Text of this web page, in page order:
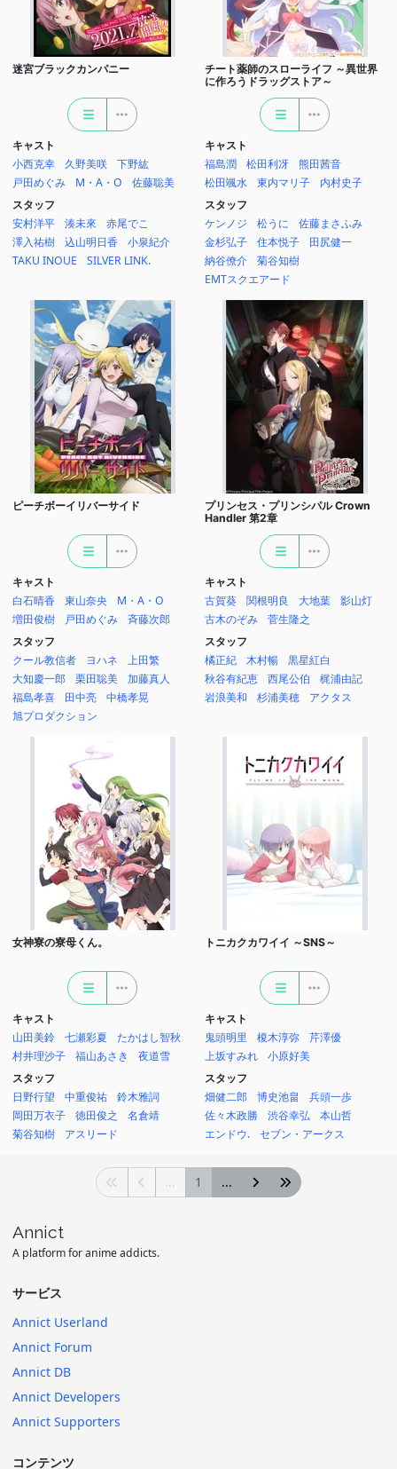
迷宮ブラックカンパニー
キャスト
小西克幸
久野美咲
下野紘
戸田めぐみ
M・A・O
佐藤聡美
スタッフ
安村洋平
湊未來
赤尾でこ
澤入祐樹
込山明日香
小泉紀介
TAKU INOUE
SILVER LINK.
チート薬師のスローライフ ～異世界
に作ろうドラッグストア～
キャスト
福島潤
松田利冴
熊田茜音
松田颯水
東内マリ子
内村史子
スタッフ
ケンノジ
松うに
佐藤まさふみ
金杉弘子
住本悦子
田尻健一
納谷僚介
菊谷知樹
EMTスクエアード
ピーチボーイリバーサイド
キャスト
白石晴香
東山奈央
M・A・O
増田俊樹
戸田めぐみ
斉藤次郎
スタッフ
クール教信者
ヨハネ
上田繁
大知慶一郎
栗田聡美
加藤真人
福島孝喜
田中亮
中橋孝晃
旭プロダクション
プリンセス・プリンシパル Crown
Handler 第2章
キャスト
古賀葵
関根明良 大地葉
影山灯
古木のぞみ
菅生隆之
スタッフ
橘正紀
木村暢
黒星紅白
秋谷有紀恵
西尾公伯
梶浦由記
岩浪美和
杉浦美穂 アクタス
女神寮の寮母くん。
キャスト
山田美鈴
七瀬彩夏
たかはし智秋
村井理沙子
福山あさき
夜道雪
スタッフ
日野行望
中重俊祐
鈴木雅詞
岡田万衣子
徳田俊之
名倉靖
菊谷知樹
アスリード
トニカクカワイイ ～SNS～
キャスト
鬼頭明里
榎木淳弥
芹澤優
上坂すみれ
小原好美
スタッフ
畑健二郎
博史池畠
兵頭一歩
佐々木政勝
渋谷幸弘
本山哲
エンドウ.
セブン・アークス
... 1 ...
Annict
A platform for anime addicts.
サービス
Annict Userland
Annict Forum
Annict DB
Annict Developers
Annict Supporters
コンテンツ